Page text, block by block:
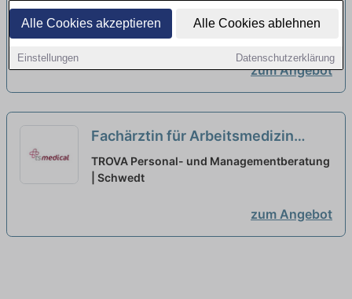
Alle Cookies akzeptieren Alle Cookies ablehnen
Einstellungen Datenschutzerklärung
(m/w/d) Schwedt - Teilzeit oder
Vollzeit neu
TROVA Personal- und Managementberatung
| Schwedt
zum Angebot
Fachärztin für Arbeitsmedizin
(m/w/d) Schwedt - Teilzeit oder
Vollzeit
TROVA Personal- und Managementberatung
| Schwedt
zum Angebot